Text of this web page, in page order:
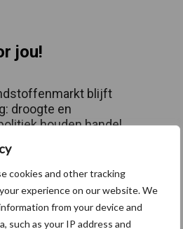
cookies and other tracking
experience on our website. We
from your device and
such as your IP address and
jou!
blijft
droogte en
houden handel
een vaak
risicofactor
mastitis